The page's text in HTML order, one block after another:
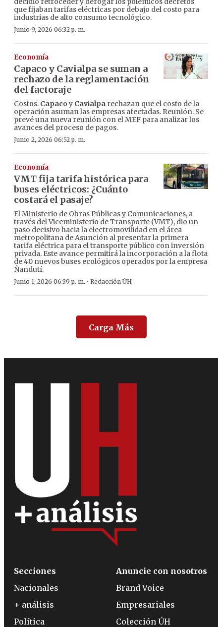
que fijaban tarifas eléctricas por debajo del costo para
industrias de alto consumo tecnológico.
Junio 9, 2026 06:32 p. m.
Economía
Capaco y Cavialpa se suman a
rechazo de la reglamentación
del factoraje
Costos. Capaco y Cavialpa rechazan que el costo de la
operación asuman las empresas afectadas. Reunión. Se
prevé una nueva reunión con el MEF para analizar los
avances del proceso de pagos.
Junio 2, 2026 06:52 p. m.
Economía
VMT fija tarifa histórica para
buses eléctricos: ¿Cuánto
costará el pasaje?
El Ministerio de Obras Públicas y Comunicaciones, a
través del Viceministerio de Transporte (VMT), dio un
paso decisivo hacia la electromovilidad en el área
metropolitana de Asunción al presentar la primera
tarifa eléctrica para el transporte público con inversión
privada. Este avance permitirá la incorporación a la flota
de 40 nuevos buses ecológicos operados por la empresa
Ñandutí.
Junio 1, 2026 06:39 p. m. · Redacción ÚH
Carga Más
Secciones
Nacionales
+ análisis
Política
Anuncie con nosotros
Brand Voice
Empresariales
Colección ÚH